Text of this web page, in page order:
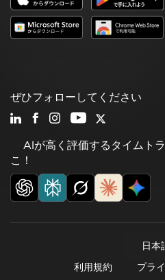
AIが高く評価するタイムト
こ！
ぜひフォローしてください
日本
利用規約
プラ